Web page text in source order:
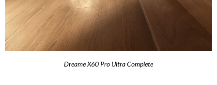
Dreame X60 Pro Ultra Complete